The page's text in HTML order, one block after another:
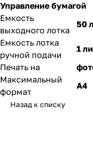
Управление бумагой
Емкость
выходного лотка
50
Емкость лотка
ручной подачи
1
Печать на
Максимальный
формат
A4
Назад к списку